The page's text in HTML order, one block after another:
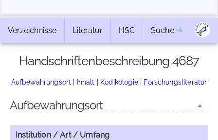
Verzeichnisse Literatur HSC Suche
Handschriftenbeschreibung 4687
Aufbewahrungsort | Inhalt | Kodikologie| Forschungsliteratur
Aufbewahrungsort
Institution / Art / Umfang